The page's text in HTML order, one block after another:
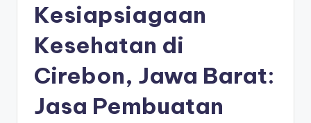
KKesiapsiagaan
Kesehatan di
Cirebon, Jawa Barat:
Jasa Pembuatan